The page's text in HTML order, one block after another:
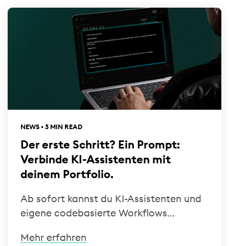
NEWS • 3 MIN READ
Der erste Schritt? Ein Prompt:
Verbinde KI-Assistenten mit
deinem Portfolio.
Ab sofort kannst du KI-Assistenten und
eigene codebasierte Workflows...
Mehr erfahren